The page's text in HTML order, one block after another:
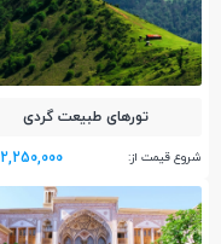
تور‌های طبیعت گردی
شروع قیمت از: 2,250,000